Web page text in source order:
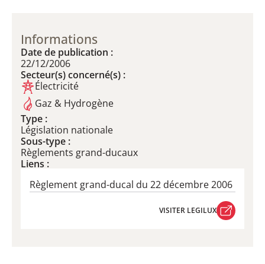
Informations
Date de publication :
22/12/2006
Secteur(s) concerné(s) :
Électricité
Gaz & Hydrogène
Type :
Législation nationale
Sous-type :
Règlements grand-ducaux
Liens :
Règlement grand-ducal du 22 décembre 2006
VISITER LEGILUX